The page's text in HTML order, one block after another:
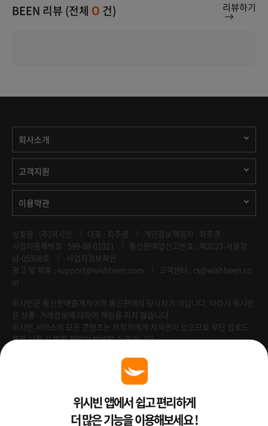
BEEN 리뷰 (전체 0 건) 리뷰하기
회사소개
고객지원
이용약관
상호명 : (주)위시빈 대표 : 최주영
개인정보책임자 : 최주영
사업자등록번호 : 599-88-01021
통신판매업신고번호 : 제2023-서울강
남-05908호
사업자정보확인
광고 및 제휴 : support@wishbeen.com
고객센터 : cs@wishbeen.co
m
위시빈은 통신판매중개자이며 통신판매의 당사자가 아닙니다. 따라서 위시빈
은 상품·거래정보에 대하여 책임을 지지 않습니다.
위시빈 서비스의 모든 콘텐츠는 저작자에게 저작권이 있으므로 무단 업로드
혹은 사용 시 법적 책임이 발생할 수 있습니다.
Venture Enterprise위시빈 앱에서 쉽고 편리하게
더 많은 기능을 이용해보세요 !